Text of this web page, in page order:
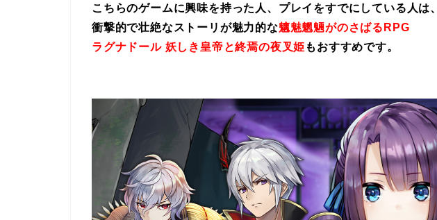
こちらのゲームに興味を持った人、プレイをすでにしている人は、
衝撃的で壮絶なストーリが魅力的な魑魅魍魎がのさばるRPG
ラグナドール 妖しき皇帝と終焉の夜叉姫 もおすすめです。